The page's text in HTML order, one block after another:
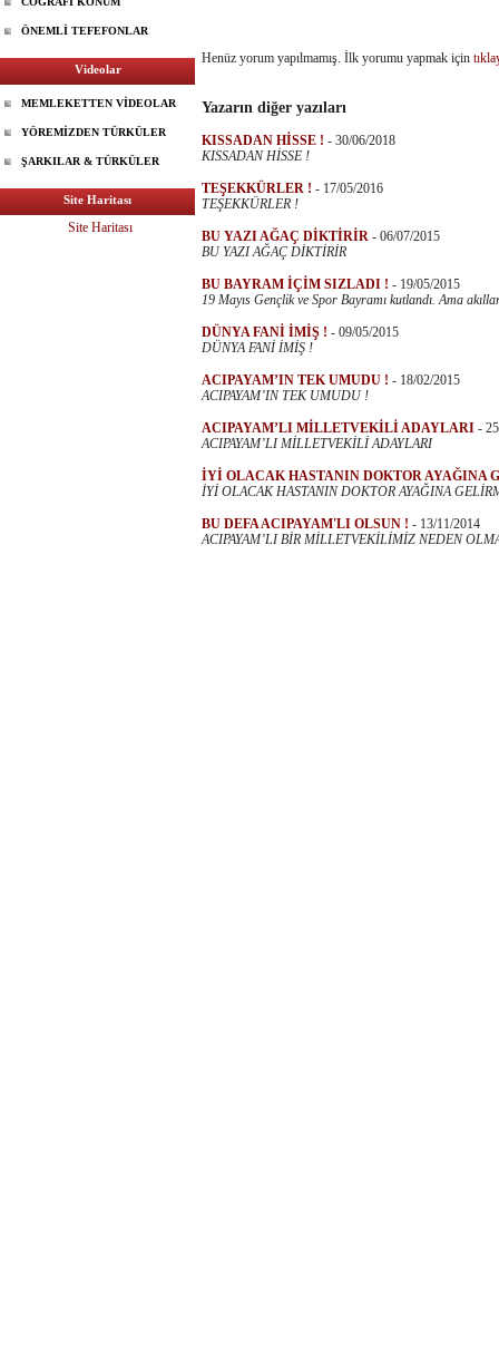
ÖNEMLİ TEFEFONLAR
Videolar
MEMLEKETTEN VİDEOLAR
YÖREMİZDEN TÜRKÜLER
ŞARKILAR & TÜRKÜLER
Site Haritası
Site Haritası
Henüz yorum yapılmamış. İlk yorumu yapmak için
Yazarın diğer yazıları
KISSADAN HİSSE ! - 30/06/2018
KISSADAN HİSSE !
TEŞEKKÜRLER ! - 17/05/2016
TEŞEKKÜRLER !
BU YAZI AĞAÇ DİKTİRİR - 06/07/2015
BU YAZI AĞAÇ DİKTİRİR
BU BAYRAM İÇİM SIZLADI ! - 19/05/2015
19 Mayıs Gençlik ve Spor Bayramı kutlandı. Ama
DÜNYA FANİ İMİŞ ! - 09/05/2015
DÜNYA FANİ İMİŞ !
ACIPAYAM’IN TEK UMUDU ! - 18/02/2015
ACIPAYAM’IN TEK UMUDU !
ACIPAYAM’LI MİLLETVEKİLİ ADAYLARI -
ACIPAYAM’LI MİLLETVEKİLİ ADAYLARI
İYİ OLACAK HASTANIN DOKTOR AYAĞINA
İYİ OLACAK HASTANIN DOKTOR AYAĞINA
BU DEFA ACIPAYAM'LI OLSUN ! - 13/11/2014
ACIPAYAM’LI BİR MİLLETVEKİLİMİZ NEDEN